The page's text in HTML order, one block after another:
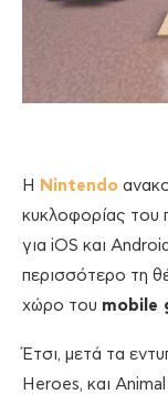
Η Nintendo
κυκλοφορίας του
για iOS και
περισσότερο τη
χώρο του mobile
Έτσι, μετά τα
Heroes, και